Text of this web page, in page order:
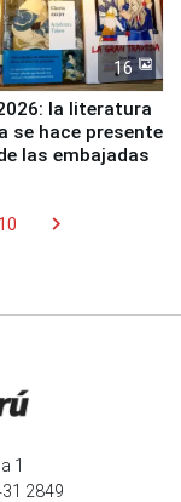
16
la literatura
se hace presente
las embajadas
10 chevron_right
1
2849